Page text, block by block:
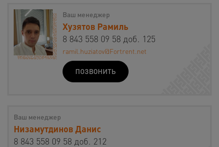
Ваш менеджер
Хузятов Рамиль
8 843 558 09 58 доб. 125
ramil.huziatov@Fortrent.net
ПОЗВОНИТЬ
Ваш менеджер
Низамутдинов Данис
8 843 558 09 58 доб. 212